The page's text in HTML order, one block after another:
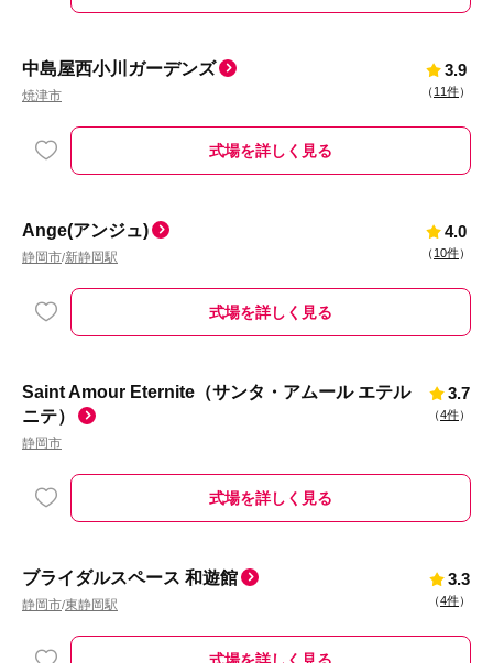
中島屋西小川ガーデンズ
焼津市
3.9
（ 11件）
式場を詳しく見る
Ange(アンジュ)
静岡市/新静岡駅
4.0
（ 10件）
式場を詳しく見る
Saint Amour Eternite（サンタ・アムール エテル
ニテ）
静岡市
3.7
（4件）
式場を詳しく見る
ブライダルスペース 和遊館
静岡市/東静岡駅
3.3
（4件）